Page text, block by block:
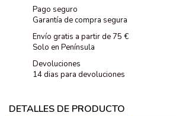
Pago seguro
Garantía de compra segura
Envío gratis a partir de 75 €
Solo en Península
Devoluciones
14 dias para devoluciones
DETALLES DE PRODUCTO